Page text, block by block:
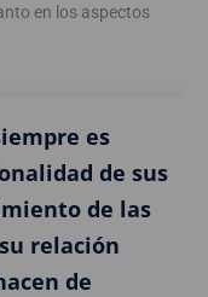
en los aspectos
es
de sus
de las
relación
de